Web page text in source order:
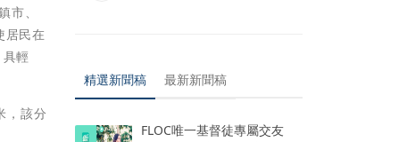
、
居民在
輕
，該分
精選新聞稿 最新新聞稿
FLOC唯一基督徒專屬交友